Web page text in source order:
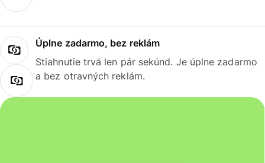
Úplne zadarmo, bez reklám
Stiahnutie trvá len pár sekúnd. Je úplne zadarmo
a bez otravných reklám.